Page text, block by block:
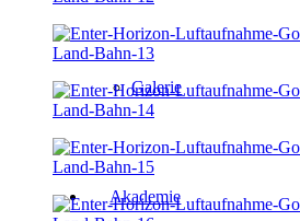
Galerie
Akademie